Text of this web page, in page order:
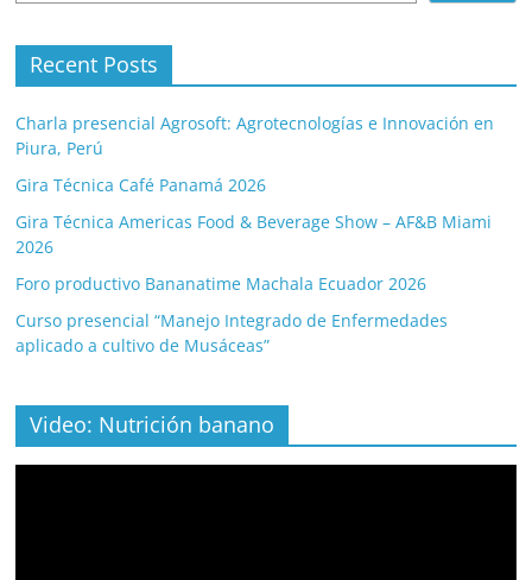
Recent Posts
Charla presencial Agrosoft: Agrotecnologías e Innovación en
Piura, Perú
Gira Técnica Café Panamá 2026
Gira Técnica Americas Food & Beverage Show – AF&B Miami
2026
Foro productivo Bananatime Machala Ecuador 2026
Curso presencial “Manejo Integrado de Enfermedades
aplicado a cultivo de Musáceas”
Video: Nutrición banano